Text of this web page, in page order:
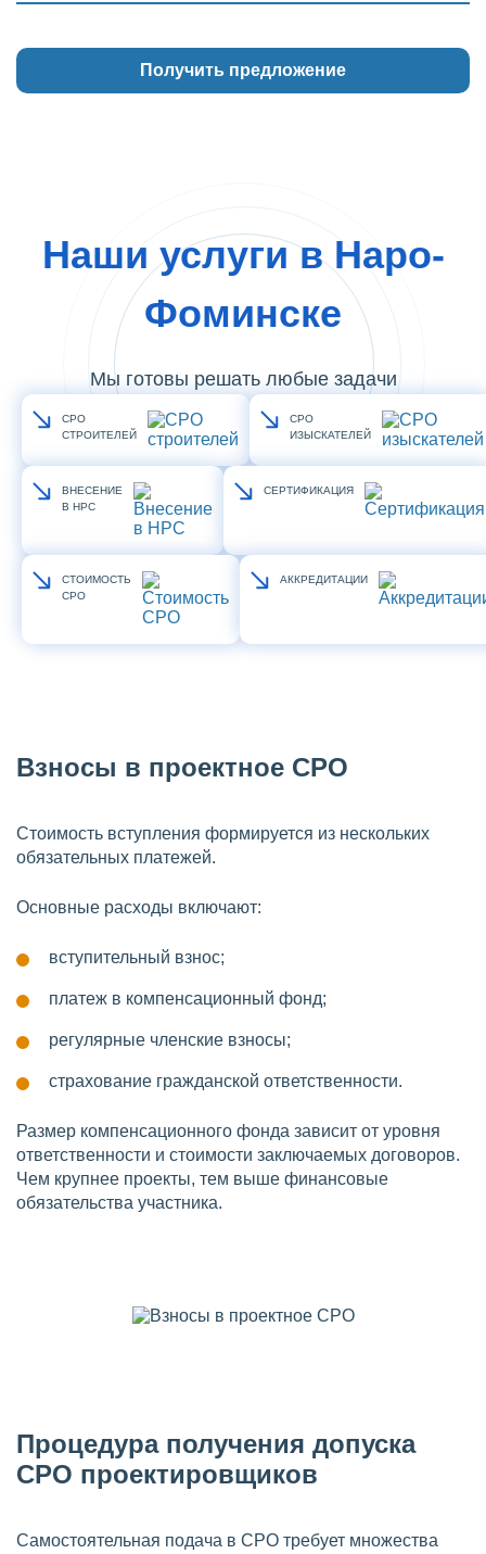
Наши услуги в Наро-
Фоминске
Мы готовы решать любые задачи
СРО
СТРОИТЕЛЕЙ
СРО
ИЗЫСКАТЕЛЕЙ
ВНЕСЕНИЕ
В НРС
СЕРТИФИКАЦИЯ
СТОИМОСТЬ
СРО
АККРЕДИТАЦИИ
Взносы в проектное СРО
Стоимость вступления формируется из нескольких
обязательных платежей.
Основные расходы включают:
вступительный взнос;
платеж в компенсационный фонд;
регулярные членские взносы;
страхование гражданской ответственности.
Размер компенсационного фонда зависит от уровня
ответственности и стоимости заключаемых договоров.
Чем крупнее проекты, тем выше финансовые
обязательства участника.
Процедура получения допуска
СРО проектировщиков
Самостоятельная подача в СРО требует множества